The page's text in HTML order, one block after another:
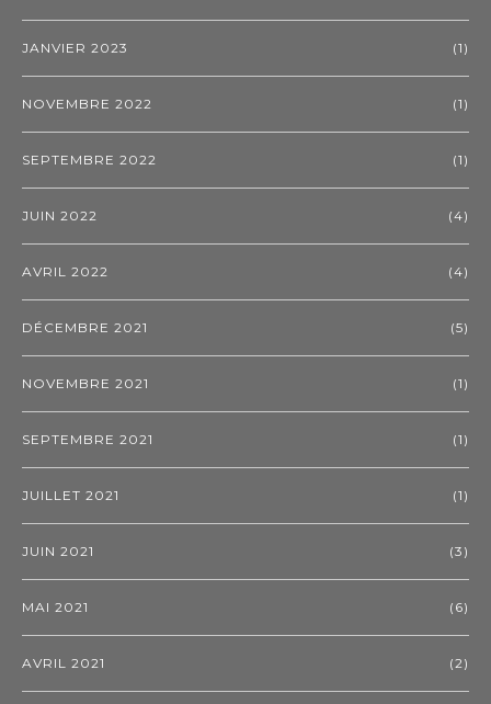
JANVIER 2023 (1)
NOVEMBRE 2022 (1)
SEPTEMBRE 2022 (1)
JUIN 2022 (4)
AVRIL 2022 (4)
DÉCEMBRE 2021 (5)
NOVEMBRE 2021 (1)
SEPTEMBRE 2021 (1)
JUILLET 2021 (1)
JUIN 2021 (3)
MAI 2021 (6)
AVRIL 2021 (2)